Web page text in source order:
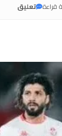
قراءة تعليق